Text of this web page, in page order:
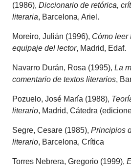
(1986),Diccionario de retórica,
literaria, Barcelona, Ariel.
Moreiro, Julián (1996), Cómo leer
equipaje del lector, Madrid, Edaf.
Navarro Durán, Rosa (1995),La
comentario de textos literarios,
Pozuelo, José María (1988),
literario, Madrid, Cátedra
Segre, Cesare (1985),Principios
literario, Barcelona, Crítica
Torres Nebrera, Gregorio (1999),